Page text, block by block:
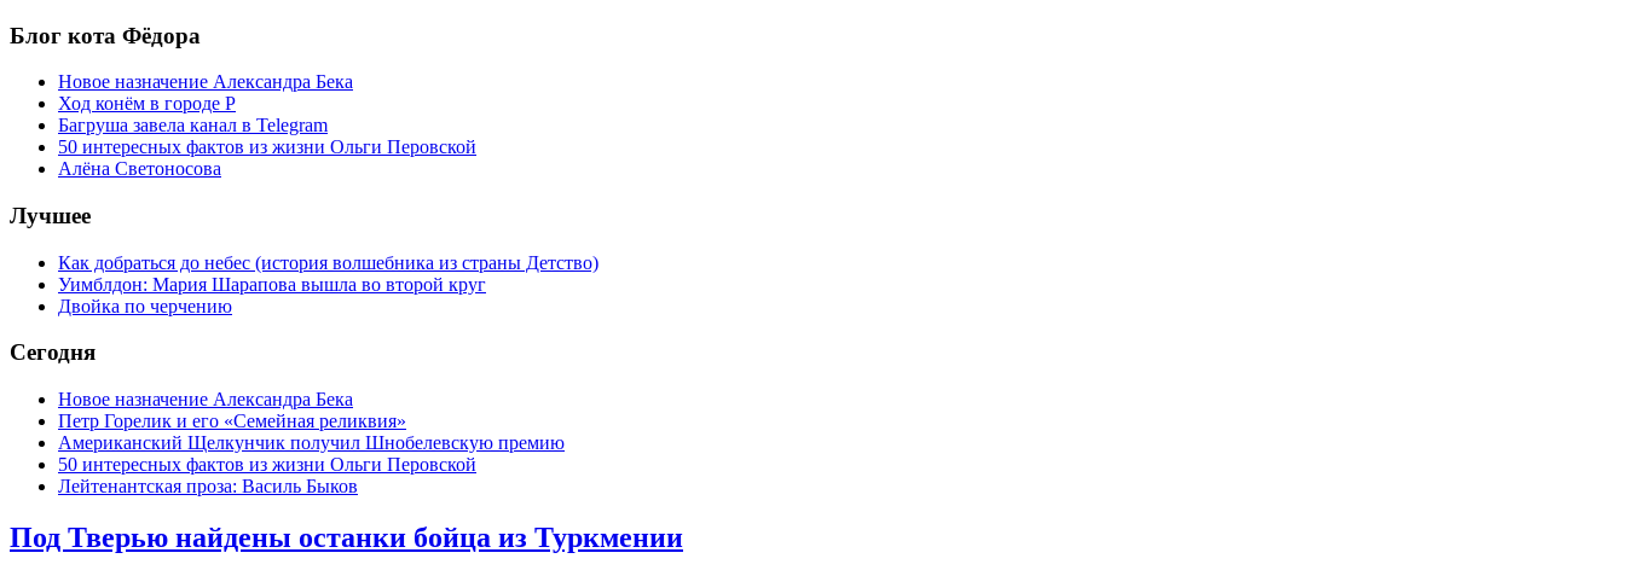
Блог кота Фёдора
Новое назначение Александра Бека
Ход конём в городе Р
Багруша завела канал в Telegram
50 интересных фактов из жизни Ольги Перовской
Алёна Светоносова
Лучшее
Как добраться до небес (история волшебника из страны Детство)
Уимблдон: Мария Шарапова вышла во второй круг
Двойка по черчению
Сегодня
Новое назначение Александра Бека
Петр Горелик и его «Семейная реликвия»
Американский Щелкунчик получил Шнобелевскую премию
50 интересных фактов из жизни Ольги Перовской
Лейтенантская проза: Василь Быков
Под Тверью найдены останки бойца из Туркмении